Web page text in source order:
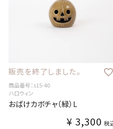
販売を終了しました。
商品番号：s15-40
ハロウィン
おばけカボチャ（緑）L
¥ 3,300 税